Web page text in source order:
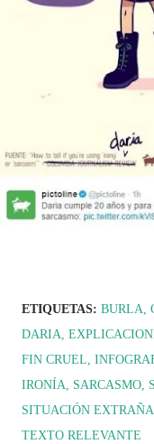
ETIQUETAS: BURLA
DARIA
FIN CRUEL
IRONÍA SARCASMO
SITUACIÓN EXTRAÑA
TEXTO RELEVANTE